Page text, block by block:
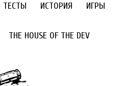
ТЕСТЫ ИСТОРИЯ ИГРЫ
THE HOUSE OF THE DEV